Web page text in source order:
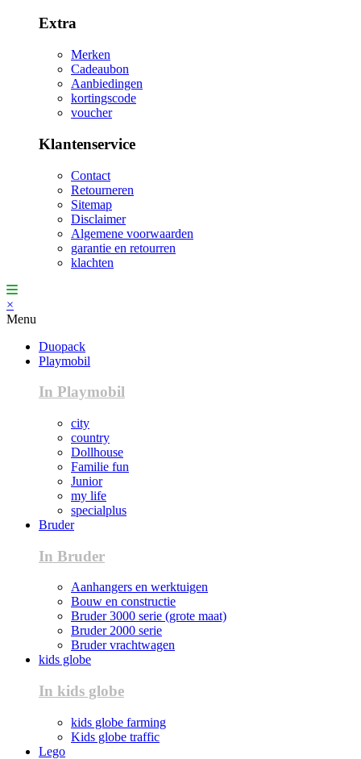
Extra
Merken
Cadeaubon
Aanbiedingen
kortingscode
voucher
Klantenservice
Contact
Retourneren
Sitemap
Disclaimer
Algemene voorwaarden
garantie en retourren
klachten
×
Menu
Duopack
Playmobil
In Playmobil
city
country
Dollhouse
Familie fun
Junior
my life
specialplus
Bruder
In Bruder
Aanhangers en werktuigen
Bouw en constructie
Bruder 3000 serie (grote maat)
Bruder 2000 serie
Bruder vrachtwagen
kids globe
In kids globe
kids globe farming
Kids globe traffic
Lego